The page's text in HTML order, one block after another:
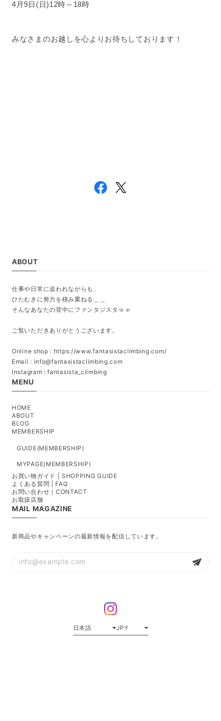
4月9日(日)12時～18時
みなさまのお越しを心よりお待ちしております！
ABOUT
仕事や日常に追われながらも、
ひたむきに努力を積み重ねる＿＿
そんなあなたの背中にファンタジスタ🤜🤛
ご覧いただきありがとうございます。
Online shop : https://www.fantasistaclimbing.com/
Email : info@fantasistaclimbing.com
Instagram : fantasista_climbing
MENU
HOME
ABOUT
BLOG
MEMBERSHIP
GUIDE(MEMBERSHIP)
MYPAGE(MEMBERSHIP)
お買い物ガイド | SHOPPING GUIDE
よくある質問 | FAQ
お問い合わせ｜CONTACT
お取扱店舗
MAIL MAGAZINE
新商品やキャンペーンの最新情報を配信しています。